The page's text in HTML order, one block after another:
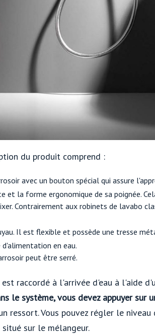
du produit comprend :
avec un bouton spécial qui assure
et la forme ergonomique de sa poignée.
Contrairement aux robinets de lavabo
Il est flexible et possède une tresse
en eau.
peut être serré.
est raccordé à l'arrivée d'eau à l'aide
le système, vous devez appuyer sur
ressort. Vous pouvez régler le
situé sur le mélangeur.